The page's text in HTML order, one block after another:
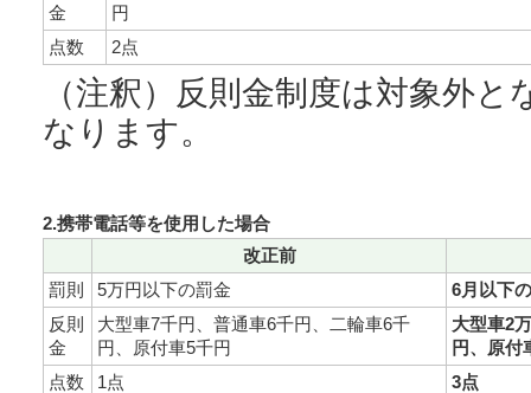
金
円
点数
2点
（注釈）反則金制度は対象外
なります。
2.携帯電話等を使用した場合
改正前
罰則
5万円以下の罰金
6月以下
反則
金
大型車7千円、普通車6千円、二輪車6千
円、原付車5千円
大型車2
円、原付
点数
1点 3点